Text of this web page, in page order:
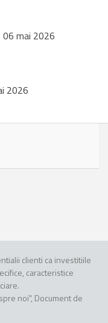
06 mai 2026
2026
clienti ca investitiile
caracteristice
noi", Document de